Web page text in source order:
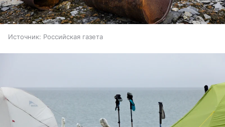
Источник: Российская газета